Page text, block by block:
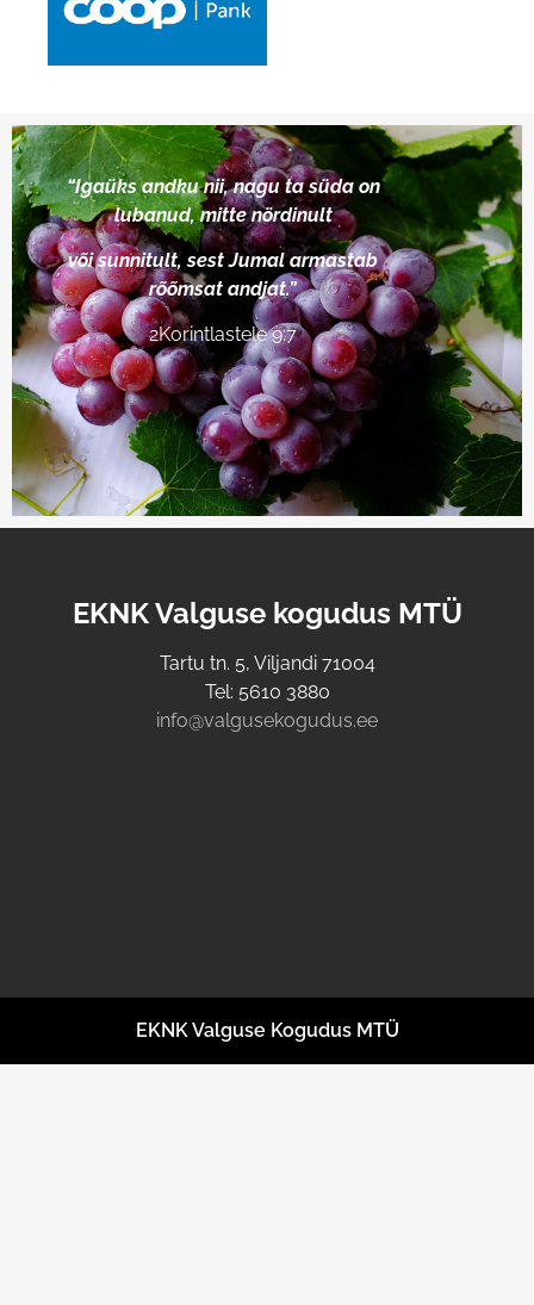
“Igaüks andku nii, nagu ta süda on
lubanud, mitte nördinult
võisunnitult, sest Jumal armastab
rõõmsat andjat.”
2Korintlastele 9:7
EKNK Valguse kogudus MTÜ
Tartu tn. 5, Viljandi 71004
Tel: 5610 3880
info@valgusekogudus.ee
EKNK Valguse Kogudus MTÜ